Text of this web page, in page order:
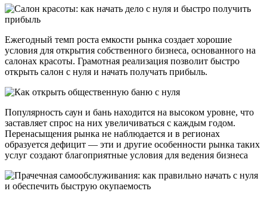
Ежегодный темп роста емкости рынка создает хорошие
условия для открытия собственного бизнеса, основанного на
салонах красоты. Грамотная реализация позволит быстро
открыть салон с нуля и начать получать прибыль.
Популярность саун и бань находится на высоком уровне, что
заставляет спрос на них увеличиваться с каждым годом.
Перенасыщения рынка не наблюдается и в регионах
образуется дефицит — эти и другие особенности рынка таких
услуг создают благоприятные условия для ведения бизнеса